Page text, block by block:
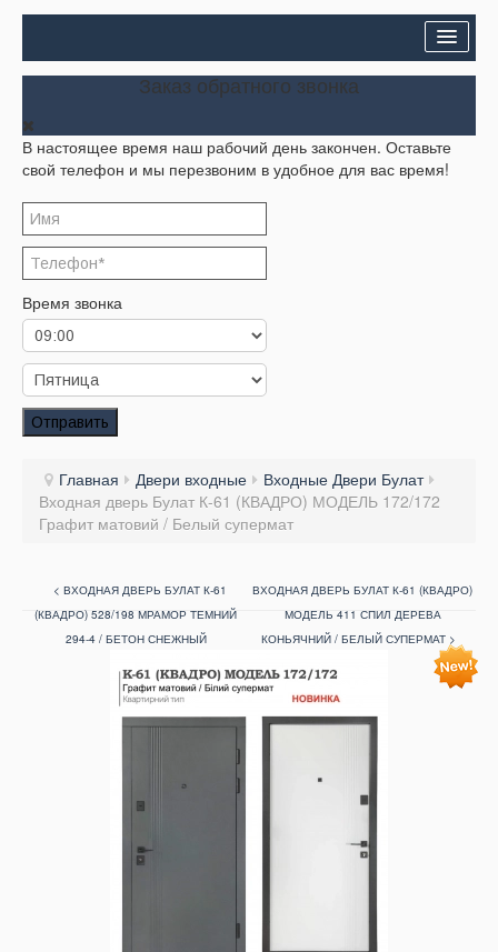
Двери входные
Окна и балконы
Кондиционеры
Акции
Корзина
Заказать звонок
Заказ обратного звонка
Заказ обратного звонка
В настоящее время наш рабочий день закончен. Оставьте
свой телефон и мы перезвоним в удобное для вас время!
Время звонка
Отправить
Главная Двери входные
Входные Двери Булат
Входная дверь Булат К-61 (КВАДРО) МОДЕЛЬ 172/172
Графит матовий / Белый супермат
< ВХОДНАЯ ДВЕРЬ БУЛАТ К-61
(КВАДРО) 528/198 МРАМОР ТЕМНИЙ
294-4 / БЕТОН СНЕЖНЫЙ
ВХОДНАЯ ДВЕРЬ БУЛАТ К-61 (КВАДРО)
МОДЕЛЬ 411 СПИЛ ДЕРЕВА
КОНЬЯЧНИЙ / БЕЛЫЙ СУПЕРМАТ >